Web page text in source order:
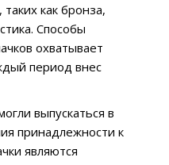
как бронза,
Способы
охватывает
период внес
выпускаться в
принадлежности к
являются